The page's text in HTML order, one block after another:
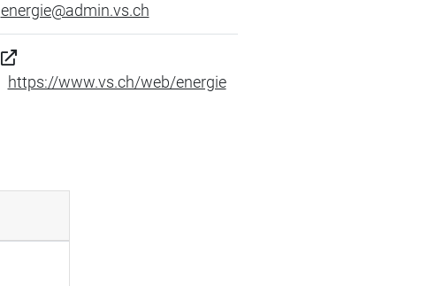
energie@admin.vs.ch
https://www.vs.ch/web/energie